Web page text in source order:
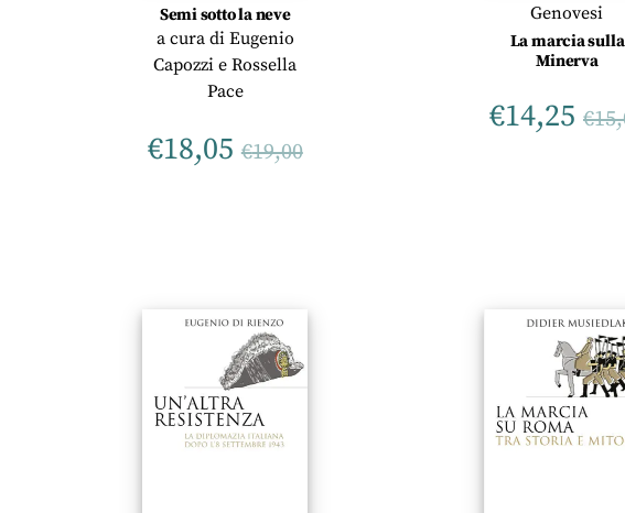
Semi sotto la neve
a cura di Eugenio
Capozzi eRossella
Pace
€18,05 €19,00
Genovesi
La marcia sulla
Minerva
€14,25 €